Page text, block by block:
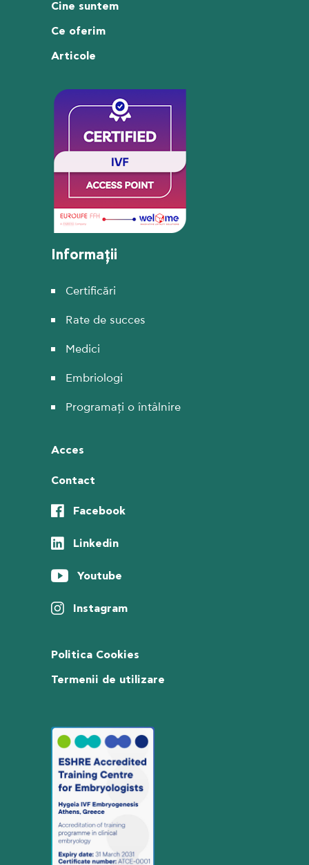
Cine suntem
Ce oferim
Articole
Informații
Certificări
Rate de succes
Medici
Embriologi
Programați o întâlnire
Acces
Contact
Facebook
Linkedin
Youtube
Instagram
Politica Cookies
Termenii de utilizare